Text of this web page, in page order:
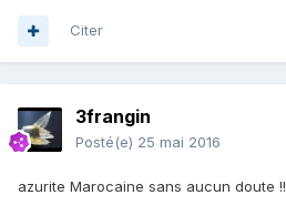
Citer
3frangin
Posté(e) 25 mai 2016
azurite Marocaine sans aucun doute !!